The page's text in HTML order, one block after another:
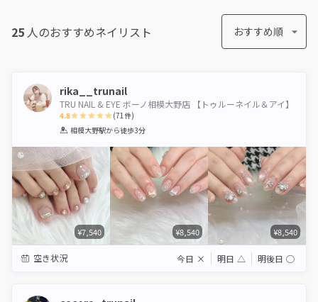
25 人のおすすめネイリスト おすすめ順
rika__trunail
TRU NAIL & EYE ボーノ相模大野店 【トゥルーネイル＆アイ】
4.8
1 2 3 4 5
(71件)
相模大野駅から徒歩3分
¥7,540 ¥8,540 ¥8,540
空き状況 今日 × 明日 △ 明後日 ◯